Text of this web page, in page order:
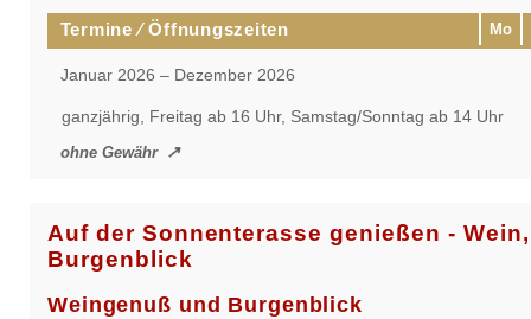
Termine ⁄ Öffnungszeiten Mo
Januar 2026 – Dezember 2026
ganzjährig, Freitag ab 16 Uhr, Samstag/Sonntag ab 14 Uhr
ohne Gewähr
Auf der Sonnenterasse genießen -
Burgenblick
Weingenuß und Burgenblick